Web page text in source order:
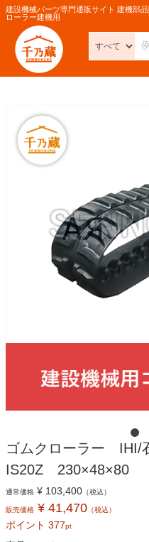
建設機械パーツ専門通販サイト 建機部
ローラー建機用
ゴムクローラー
IS20Z 230×48×80
通常価格 ¥ 103,400 （税込）
販売価格 ¥ 41,470 （税込）
ポイント 377pt